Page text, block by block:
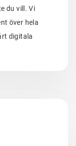
du vill. Vi
över hela
digitala